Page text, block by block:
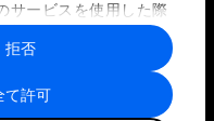
サービスを使用した際
組み合わされ、各パー
されることがありま
て許可
拒否
と利用規約
プ